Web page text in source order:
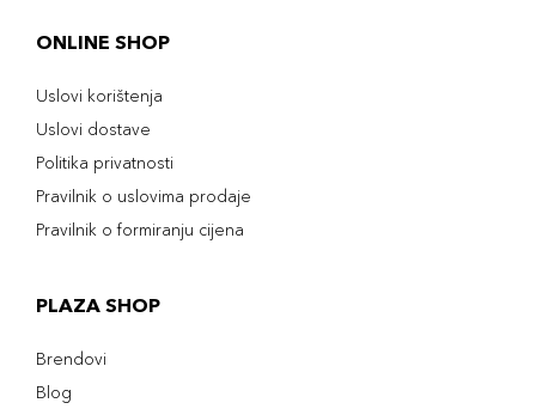
ONLINE SHOP
Uslovi korištenja
Uslovi dostave
Politika privatnosti
Pravilnik o uslovima prodaje
Pravilnik o formiranju cijena
PLAZA SHOP
Brendovi
Blog